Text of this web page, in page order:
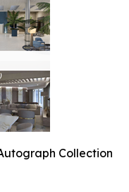
Collection